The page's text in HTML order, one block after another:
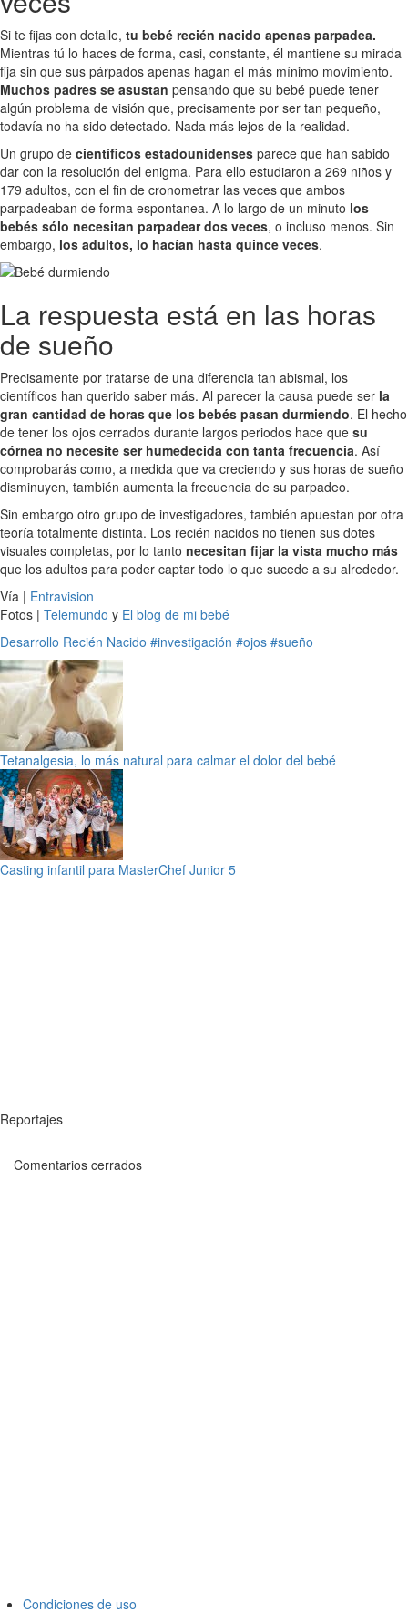
Si te fijas con detalle, tu bebé recién nacido apenas parpadea.
Mientras tú lo haces de forma, casi, constante, él mantiene su mirada
fija sin que sus párpados apenas hagan el más mínimo movimiento.
Muchos padres se asustan pensando que su bebé puede tener
algún problema de visión que, precisamente por ser tan pequeño,
todavía no ha sido detectado. Nada más lejos de la realidad.
Un grupo de científicos estadounidenses parece que han sabido
dar con la resolución del enigma. Para ello estudiaron a 269 niños y
179 adultos, con el fin de cronometrar las veces que ambos
parpadeaban de forma espontanea. A lo largo de un minuto los
bebés sólo necesitan parpadear dos veces, o incluso menos. Sin
embargo, los adultos, lo hacían hasta quince veces.
La respuesta está en las horas
de sueño
Precisamente por tratarse de una diferencia tan abismal, los
científicos han querido saber más. Al parecer la causa puede ser la
gran cantidad de horas que los bebés pasan durmiendo. El hecho
de tener los ojos cerrados durante largos periodos hace que su
córnea no necesite ser humedecida con tanta frecuencia. Así
comprobarás como, a medida que va creciendo y sus horas de sueño
disminuyen, también aumenta la frecuencia de su parpadeo.
Sin embargo otro grupo de investigadores, también apuestan por otra
teoría totalmente distinta. Los recién nacidos no tienen sus dotes
visuales completas, por lo tanto necesitan fijar la vista mucho más
que los adultos para poder captar todo lo que sucede a su alrededor.
Vía | Entravision
Fotos | Telemundo y El blog de mi bebé
Desarrollo Recién Nacido #investigación #ojos #sueño
Tetanalgesia, lo más natural para calmar el dolor del bebé
Casting infantil para MasterChef Junior 5
Reportajes
Comentarios cerrados
Condiciones de uso